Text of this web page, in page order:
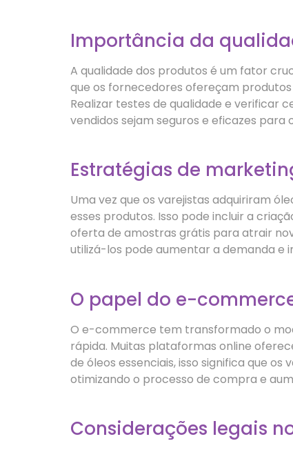
Importância da
A qualidade dos produtos é um fator
que os fornecedores ofereçam
Realizar testes de qualidade e verificar
vendidos sejam seguros e eficazes para
Estratégias de
Uma vez que os varejistas adquiriram
esses produtos. Isso pode incluir a
oferta de amostras grátis para atrair
utilizá-los pode aumentar a demanda e
O papel do e-
O e-commerce tem transformado o
rápida. Muitas plataformas online
de óleos essenciais, isso significa que
otimizando o processo de compra e
Considerações legais